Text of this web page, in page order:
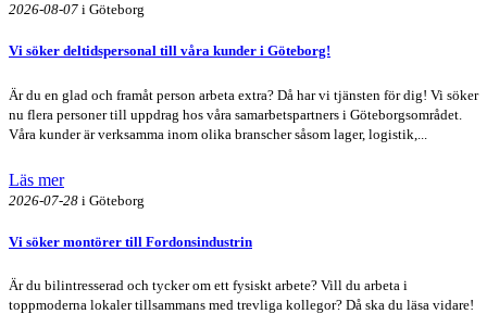
2026-08-07 i Göteborg
Vi söker deltidspersonal till våra kunder i Göteborg!
Är du en glad och framåt person arbeta extra? Då har vi tjänsten för dig! Vi söker
nu flera personer till uppdrag hos våra samarbetspartners i Göteborgsområdet.
Våra kunder är verksamma inom olika branscher såsom lager, logistik,...
Läs mer
2026-07-28 i Göteborg
Vi söker montörer till Fordonsindustrin
Är du bilintresserad och tycker om ett fysiskt arbete? Vill du arbeta i
toppmoderna lokaler tillsammans med trevliga kollegor? Då ska du läsa vidare!